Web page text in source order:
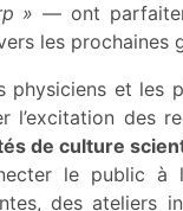
»— ont
les prochaines
physiciens et les
l’excitation des
de culture
le public à
des ateliers